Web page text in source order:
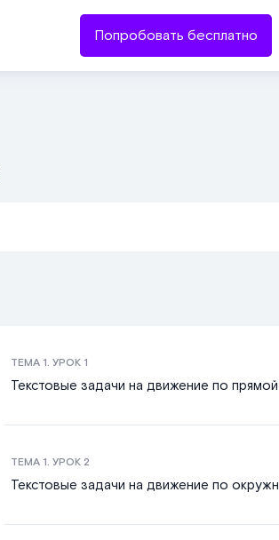
Попробовать бесплатно
ТЕМА 1. УРОК 1
Текстовые задачи на движение по прямой
ТЕМА 1. УРОК 2
Текстовые задачи на движение по